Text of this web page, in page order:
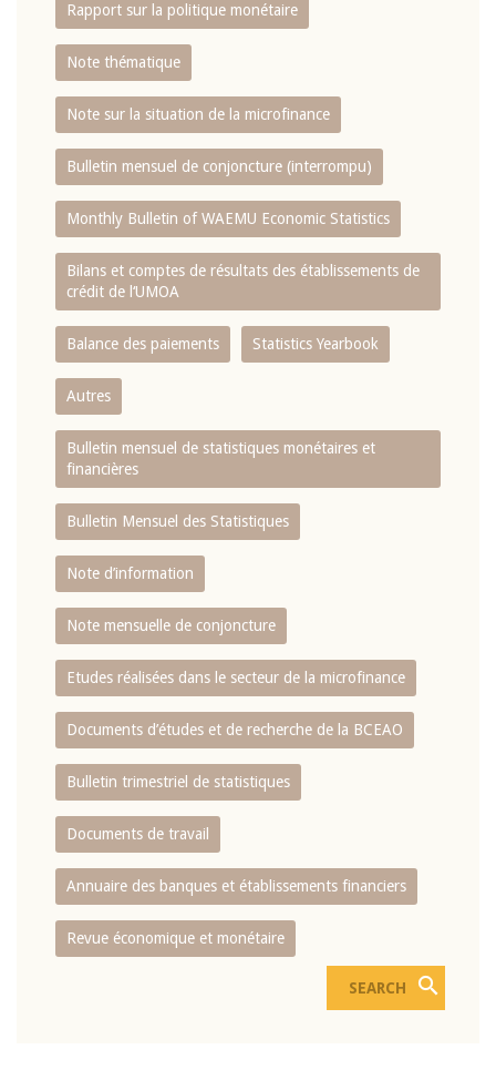
Rapport sur la politique monétaire
Note thématique
Note sur la situation de la microfinance
Bulletin mensuel de conjoncture (interrompu)
Monthly Bulletin of WAEMU Economic Statistics
Bilans et comptes de résultats des établissements de
crédit de l‘UMOA
Balance des paiements Statistics Yearbook
Autres
Bulletin mensuel de statistiques monétaires et
financières
Bulletin Mensuel des Statistiques
Note d’information
Note mensuelle de conjoncture
Etudes réalisées dans le secteur de la microfinance
Documents d’études et de recherche de la BCEAO
Bulletin trimestriel de statistiques
Documents de travail
Annuaire des banques et établissements financiers
Revue économique et monétaire